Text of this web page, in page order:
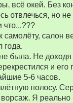
всё окей. Без
отвлечься, но не
что...???
салон
года.
была. Не
и его
5-6 часов.
полосу.
Я реально